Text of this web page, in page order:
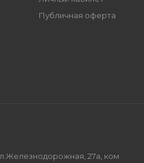
Публичная оферта
27а, ком